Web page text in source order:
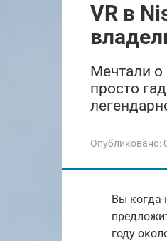
VR в
Мечтали о
просто
Опубликовано:
Вы
году